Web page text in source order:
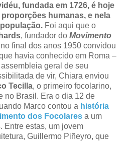
fundada em 1726, é hoje
humanas, e nela
Foi aqui que o
, fundador do Movimento
final dos anos 1950 convidou
havia conhecido em Roma –
geral de seu
de vir, Chiara enviou
Tecilla, o primeiro focolarino,
no Brasil. Era o dia 12 de
Marco contou a história
dos Focolaresa um
Entre estas, um jovem
Guillermo Piñeyro, que